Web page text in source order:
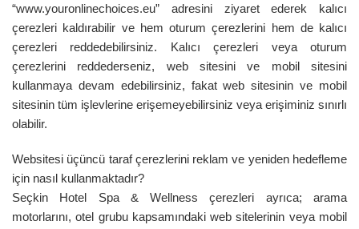
“www.youronlinechoices.eu” adresini ziyaret ederek kalıcı
çerezleri kaldırabilir ve hem oturum çerezlerini hem de kalıcı
çerezleri reddedebilirsiniz. Kalıcı çerezleri veya oturum
çerezlerini reddederseniz, web sitesini ve mobil sitesini
kullanmaya devam edebilirsiniz, fakat web sitesinin ve mobil
sitesinin tüm işlevlerine erişemeyebilirsiniz veya erişiminiz sınırlı
olabilir.
Websitesi üçüncü taraf çerezlerini reklam ve yeniden hedefleme
için nasıl kullanmaktadır?
Seçkin Hotel Spa & Wellness çerezleri ayrıca; arama
motorlarını, otel grubu kapsamındaki web sitelerinin veya mobil